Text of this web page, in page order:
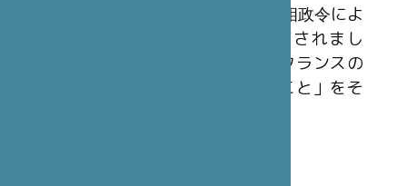
笹川日仏財団は、1990年3月23日の首相政令によ
ってフランスの公益法人として認可されまし
た。民間非営利の組織で、「日本とフランスの
間の文化及び友好関係を発展させること」をそ